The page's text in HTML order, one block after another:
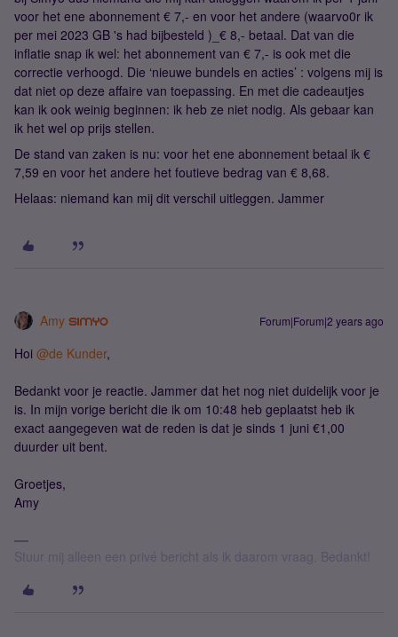
voor het ene abonnement € 7,- en voor het andere (waarvo0r ik
per mei 2023 GB 's had bijbesteld )_€ 8,- betaal. Dat van die
inflatie snap ik wel: het abonnement van € 7,- is ook met die
correctie verhoogd. Die ‘nieuwe bundels en acties’ : volgens mij is
dat niet op deze affaire van toepassing. En met die cadeautjes
kan ik ook weinig beginnen: ik heb ze niet nodig. Als gebaar kan
ik het wel op prijs stellen.
De stand van zaken is nu: voor het ene abonnement betaal ik €
7,59 en voor het andere het foutieve bedrag van € 8,68.
Helaas: niemand kan mij dit verschil uitleggen. Jammer
Amy Forum|Forum|2 years ago
Hoi @de Kunder,
Bedankt voor je reactie. Jammer dat het nog niet duidelijk voor je
is. In mijn vorige bericht die ik om 10:48 heb geplaatst heb ik
exact aangegeven wat de reden is dat je sinds 1 juni €1,00
duurder uit bent.
Groetjes,
Amy
Stuur mij alleen een privé bericht als ik daarom vraag. Bedankt!